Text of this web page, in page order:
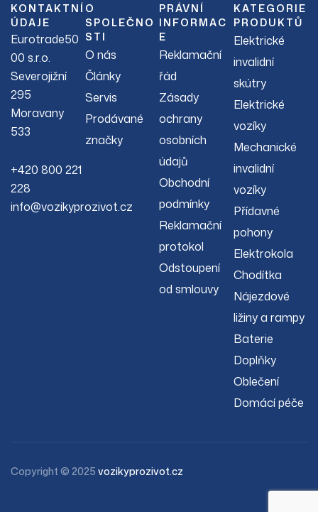
KONTAKTNÍ
ÚDAJE
Eurotrade50
00 s.r.o.
Severojižní
295
Moravany
533
+420 800 221
228
info@vozikyprozivot.cz
O
SPOLEČNO
STI
O nás
Články
Servis
Prodávané
značky
PRÁVNÍ
INFORMAC
E
Reklamační
řád
Zásady
ochrany
osobních
údajů
Obchodní
podmínky
Reklamační
protokol
Odstoupení
od smlouvy
KATEGORIE
PRODUKTŮ
Elektrické
invalidní
skútry
Elektrické
vozíky
Mechanické
invalidní
vozíky
Přídavné
pohony
Elektrokola
Chodítka
Nájezdové
ližiny a rampy
Baterie
Doplňky
Oblečení
Domácí péče
Copyright © 2025 vozikyprozivot.cz